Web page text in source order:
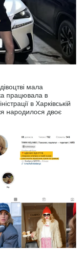
мала
працювала в
в Харківській
народилося двоє